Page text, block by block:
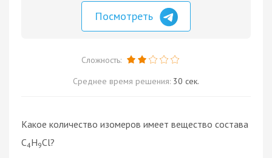
Посмотреть
Сложность:
Среднее время решения: 30 сек.
Какое количество изомеров имеет вещество состава
C4H9Cl?